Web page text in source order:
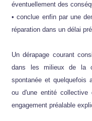
éventuellement des
• conclue enfin par une
réparation dans un délai
Un dérapage courant
dans les milieux de la
spontanée et quelquefois
ou d'une entité collective
engagement préalable